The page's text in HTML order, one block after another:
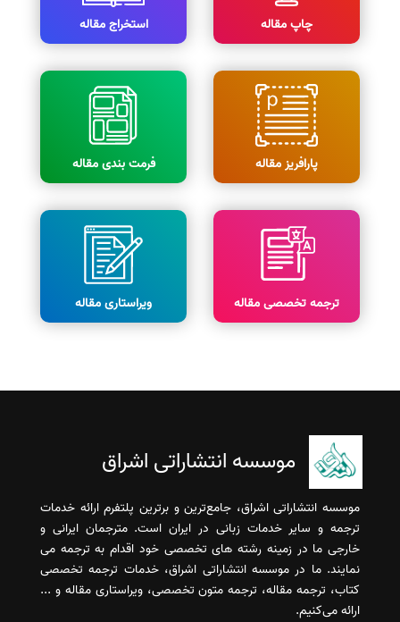
چاپ مقاله استخراج مقاله
پارافریز مقاله فرمت بندی مقاله
ترجمه تخصصی مقاله ویراستاری مقاله
موسسه انتشاراتی اشراق
موسسه انتشاراتی اشراق، جامع‌ترین و برترین پلتفرم ارائه خدمات
ترجمه و سایر خدمات زبانی در ایران است. مترجمان ایرانی و
خارجی ما در زمینه رشته های تخصصی خود اقدام به ترجمه می
نمایند. ما در موسسه انتشاراتی اشراق، خدمات ترجمه تخصصی
کتاب، ترجمه مقاله، ترجمه متون تخصصی، ویراستاری مقاله و ...
ارائه می‌کنیم.